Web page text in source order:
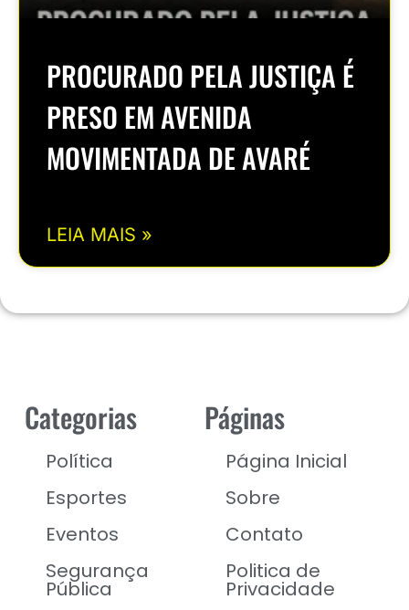
PROCURADO PELA JUSTIÇA É
PRESO EM AVENIDA
MOVIMENTADA DE AVARÉ
LEIA MAIS »
Categorias
Política
Esportes
Eventos
Segurança
Pública
Páginas
Página Inicial
Sobre
Contato
Politica de
Privacidade